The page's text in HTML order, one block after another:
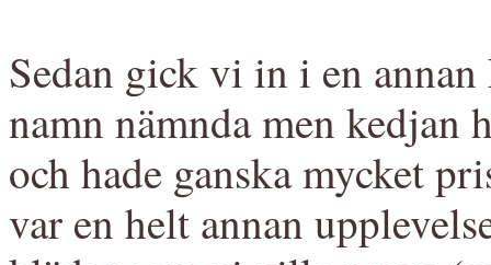
Sedan gick vi in i en
namn nämnda men
och hade ganska mycket
var en helt annan